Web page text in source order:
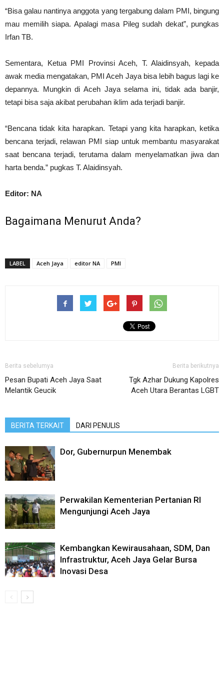
“Bisa galau nantinya anggota yang tergabung dalam PMI, bingung
mau memilih siapa. Apalagi masa Pileg sudah dekat”, pungkas
Irfan TB.
Sementara, Ketua PMI Provinsi Aceh, T. Alaidinsyah, kepada
awak media mengatakan, PMI Aceh Jaya bisa lebih bagus lagi ke
depannya. Mungkin di Aceh Jaya selama ini, tidak ada banjir,
tetapi bisa saja akibat perubahan iklim ada terjadi banjir.
“Bencana tidak kita harapkan. Tetapi yang kita harapkan, ketika
bencana terjadi, relawan PMI siap untuk membantu masyarakat
saat bencana terjadi, terutama dalam menyelamatkan jiwa dan
harta benda.” pugkas T. Alaidinsyah.
Editor: NA
Bagaimana Menurut Anda?
LABEL Aceh Jaya editor NA PMI
Berita sebelumya
Pesan Bupati Aceh Jaya Saat
Melantik Geucik
Berita berikutnya
Tgk Azhar Dukung Kapolres
Aceh Utara Berantas LGBT
BERITA TERKAIT DARI PENULIS
Dor, Gubernurpun Menembak
Perwakilan Kementerian Pertanian RI
Mengunjungi Aceh Jaya
Kembangkan Kewirausahaan, SDM, Dan
Infrastruktur, Aceh Jaya Gelar Bursa
Inovasi Desa